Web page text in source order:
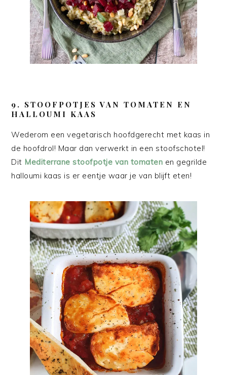
9. STOOFPOTJES VAN TOMATEN EN
HALLOUMI KAAS
Wederom een vegetarisch hoofdgerecht met kaas in
de hoofdrol! Maar dan verwerkt in een stoofschotel!
Dit Mediterrane stoofpotje van tomaten en gegrilde
halloumi kaas is er eentje waar je van blijft eten!